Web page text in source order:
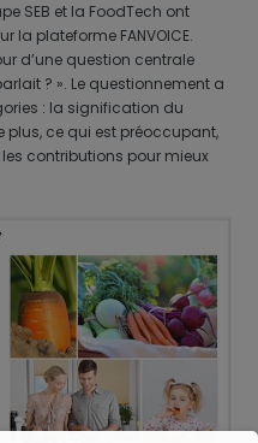
SEB et la FoodTech ont
la plateforme FANVOICE.
d’une question centrale
? ». Le questionnement a
: la signification du
plus, ce qui est préoccupant,
contributions pour mieux